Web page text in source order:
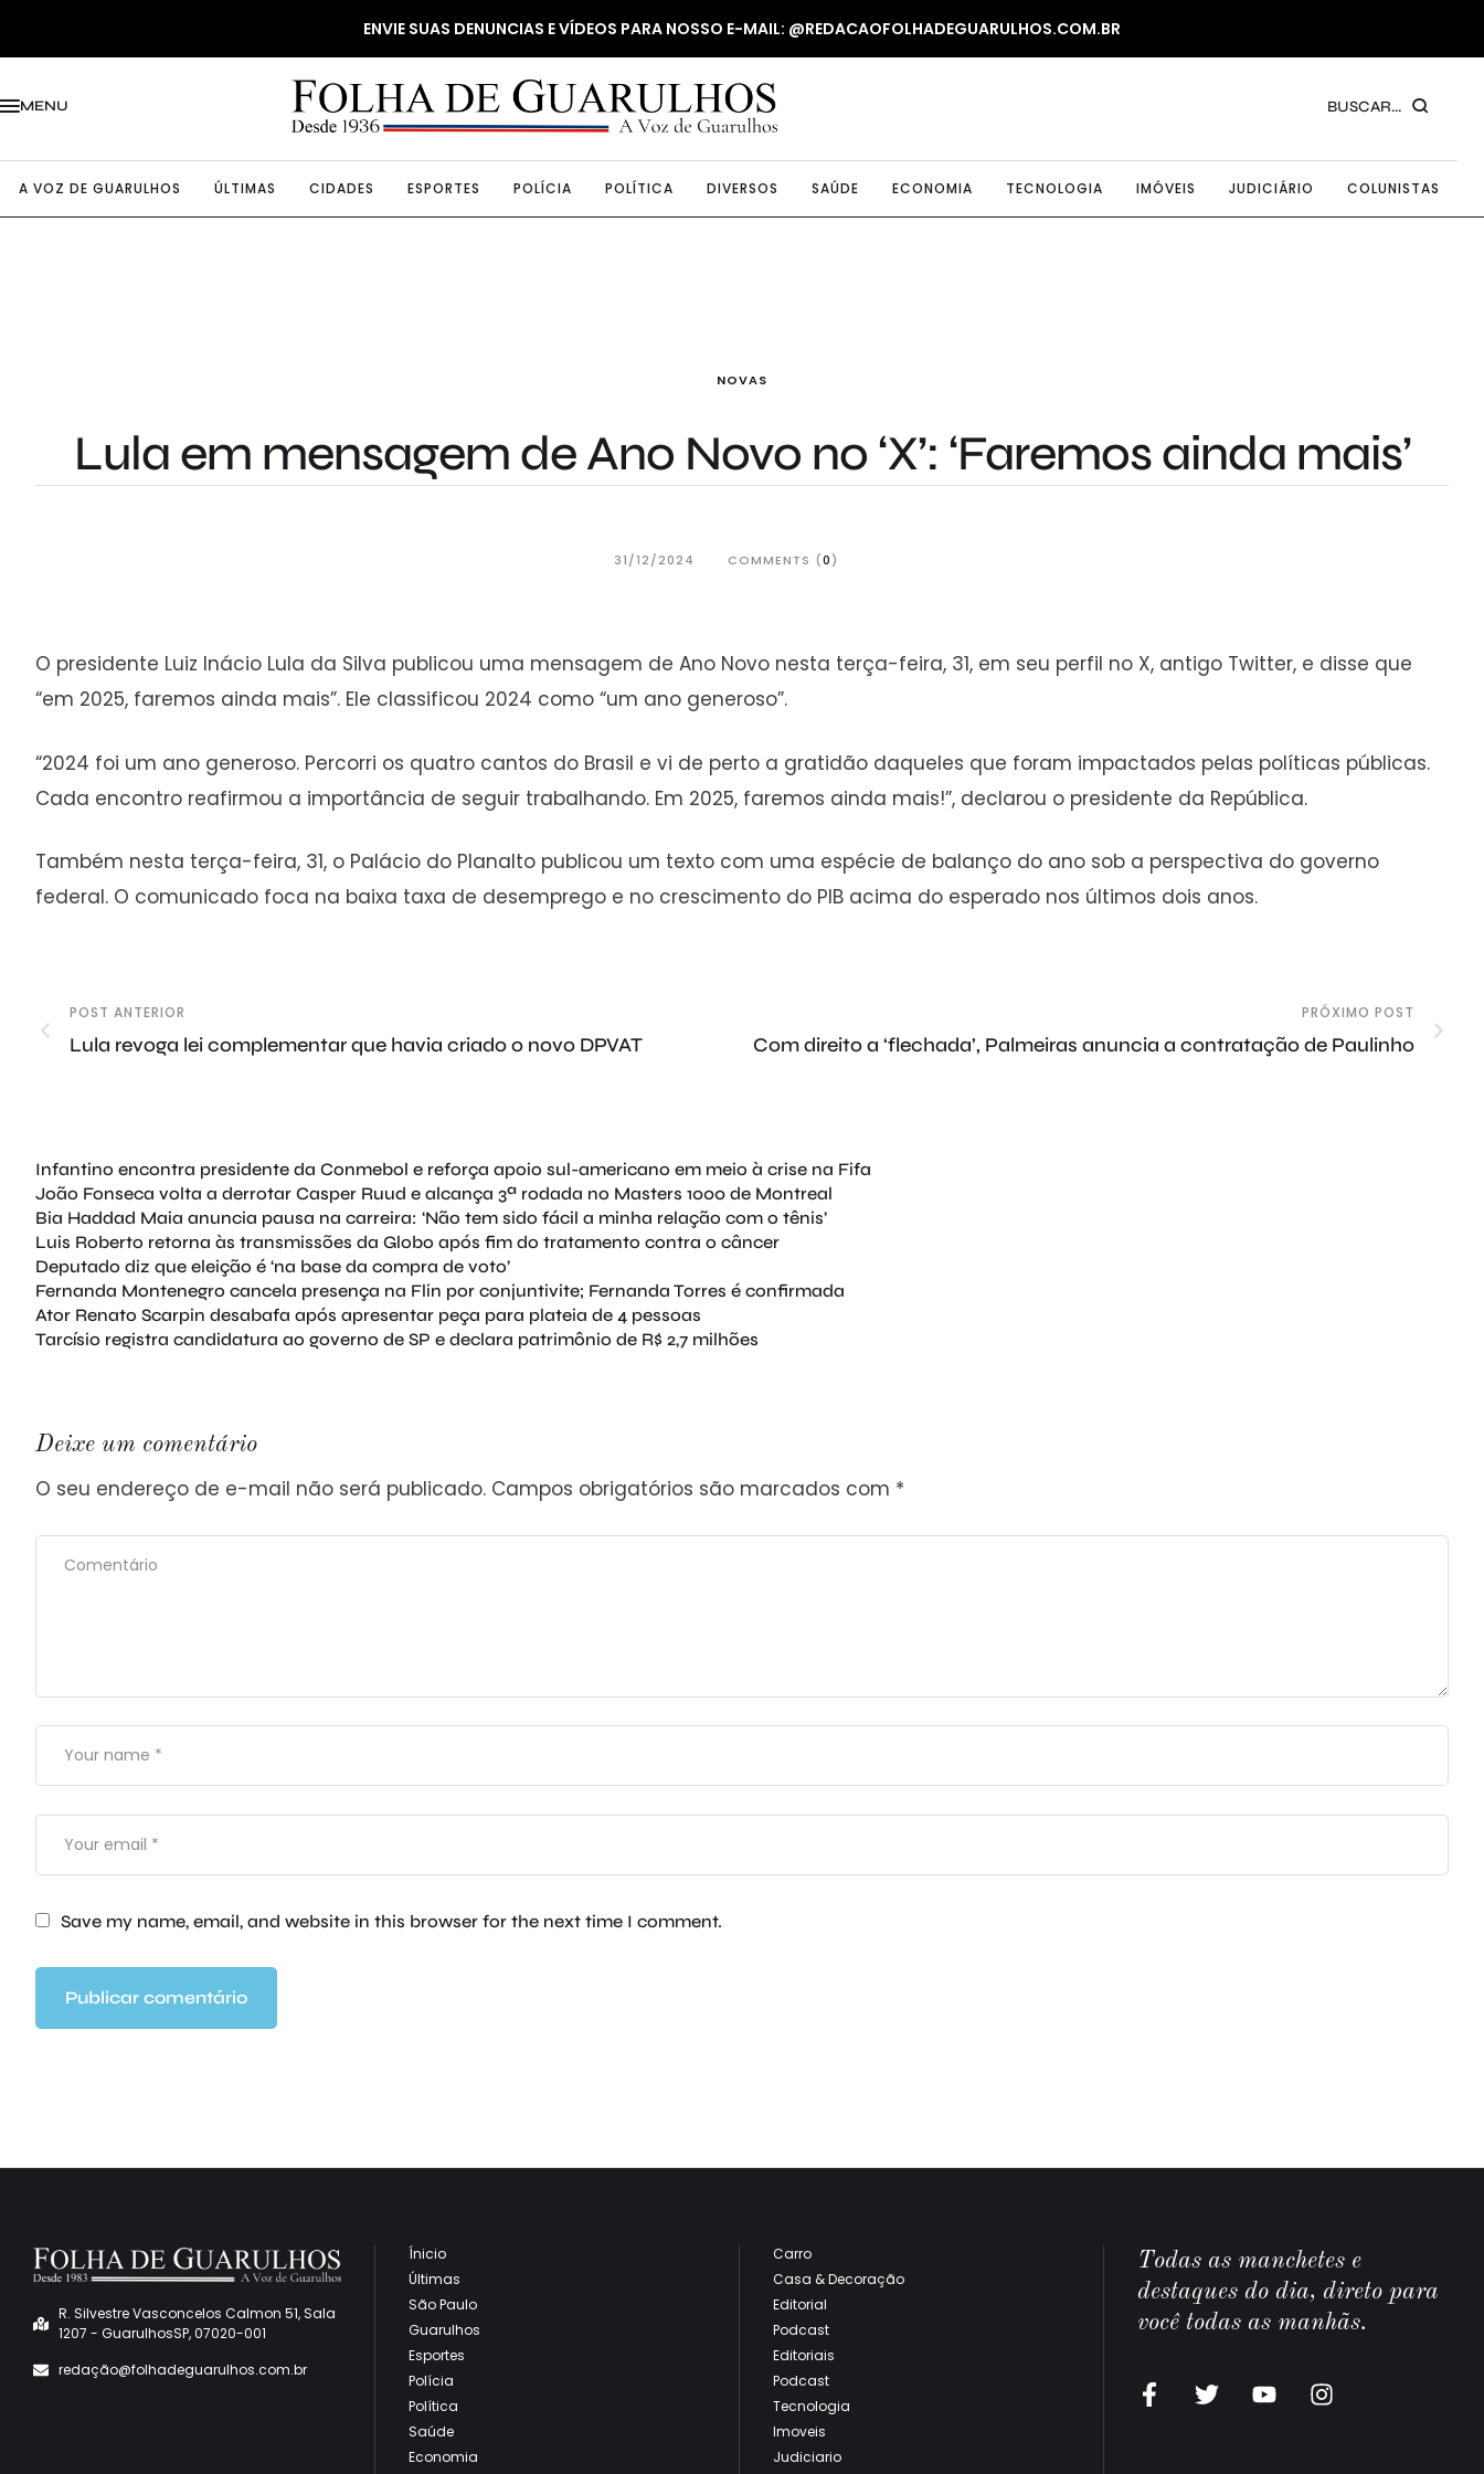
ENVIE SUAS DENUNCIAS E VÍDEOS PARA NOSSO E-MAIL: @REDACAOFOLHADEGUARULHOS.COM.BR
MENU BUSCAR...
A VOZ DE GUARULHOS ÚLTIMAS CIDADES ESPORTES POLÍCIA POLÍTICA DIVERSOS SAÚDE ECONOMIA TECNOLOGIA IMÓVEIS JUDICIÁRIO COLUNISTAS
NOVAS
Lula em mensagem de Ano Novo no ‘X’: ‘Faremos ainda mais’
31/12/2024 COMMENTS (0)
O presidente Luiz Inácio Lula da Silva publicou uma mensagem de Ano Novo nesta terça-feira, 31, em seu perfil no X, antigo Twitter, e disse que
“em 2025, faremos ainda mais”. Ele classificou 2024 como “um ano generoso”.
“2024 foi um ano generoso. Percorri os quatro cantos do Brasil e vi de perto a gratidão daqueles que foram impactados pelas políticas públicas.
Cada encontro reafirmou a importância de seguir trabalhando. Em 2025, faremos ainda mais!”, declarou o presidente da República.
Também nesta terça-feira, 31, o Palácio do Planalto publicou um texto com uma espécie de balanço do ano sob a perspectiva do governo
federal. O comunicado foca na baixa taxa de desemprego e no crescimento do PIB acima do esperado nos últimos dois anos.
POST ANTERIOR
Lula revoga lei complementar que havia criado o novo DPVAT
PRÓXIMO POST
Com direito a ‘flechada’, Palmeiras anuncia a contratação de Paulinho
Infantino encontra presidente da Conmebol e reforça apoio sul-americano em meio à crise na Fifa
João Fonseca volta a derrotar Casper Ruud e alcança 3ª rodada no Masters 1000 de Montreal
Bia Haddad Maia anuncia pausa na carreira: ‘Não tem sido fácil a minha relação com o tênis’
Luis Roberto retorna às transmissões da Globo após fim do tratamento contra o câncer
Deputado diz que eleição é ‘na base da compra de voto’
Fernanda Montenegro cancela presença na Flin por conjuntivite; Fernanda Torres é confirmada
Ator Renato Scarpin desabafa após apresentar peça para plateia de 4 pessoas
Tarcísio registra candidatura ao governo de SP e declara patrimônio de R$ 2,7 milhões
Deixe um comentário
O seu endereço de e-mail não será publicado. Campos obrigatórios são marcados com *
Save my name, email, and website in this browser for the next time I comment.
R. Silvestre Vasconcelos Calmon 51, Sala
1207 - GuarulhosSP, 07020-001
redação@folhadeguarulhos.com.br
Ínicio
Últimas
São Paulo
Guarulhos
Esportes
Polícia
Política
Saúde
Economia
Carro
Casa & Decoração
Editorial
Podcast
Editoriais
Podcast
Tecnologia
Imoveis
Judiciario
Todas as manchetes e
destaques do dia, direto para
você todas as manhãs.